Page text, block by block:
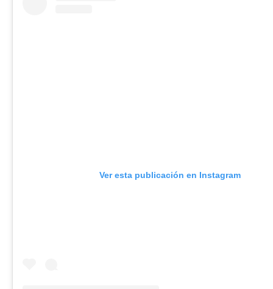
Ver esta publicación en Instagram